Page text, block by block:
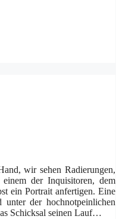
wir sehen Radierungen,
der Inquisitoren, dem
ein Portrait anfertigen. Eine
der hochnotpeinlichen
Schicksal seinen Lauf…